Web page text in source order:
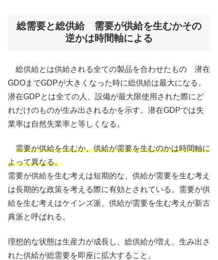
総需要と総供給 需要が供給を生むかその
逆かは時間軸による
総供給とは供給される全ての製品を合わせたもの 潜在
GDOまでGDPが大きくなった時に総供給は最大になる。
潜在GDPとは全ての人、設備が最大限使用された際にど
れだけのものが生み出されるかを示す。潜在GDPでは失
業率は自然失業率と等しくなる。
需要が供給を生むか、供給が需要を生むのかは時間軸に
よって異なる。
需要が供給を生む考えは短期的な、供給が需要を生む考え
は長期的な政策を考える際に有効とされている。需要が供
給を生む考えはケインズ派、供給が需要を生む考えが新古
典派と呼ばれる。
理想的な状態は生産力が成長し、総供給が増え、生み出さ
れた供給が総需要を即座に拡大すること。